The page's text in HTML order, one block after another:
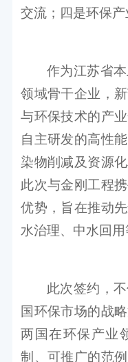
交流；四是环保产
作为江苏省
领域骨干企业，
与环保技术的产
自主研发的高性
染物削减及资源
此次与金刚工程
优势，旨在推动
水治理、中水回用
此次签约，
国环保市场的战
两国在环保产业
制、可推广的范